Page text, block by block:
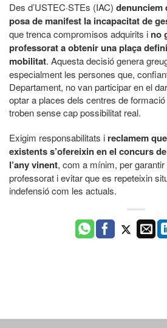
Des d’USTEC·STEs (IAC) denunciem
posa de manifest la incapacitat de
que trenca compromisos adquirits i no
professorat a obtenir una plaça
mobilitat. Aquesta decisió genera
especialment les persones que,
Departament, no van participar en el
optar a places dels centres de formació
troben sense cap possibilitat real.
Exigim responsabilitats i reclamem
existents s’ofereixin en el concurs
l’any vinent, com a mínim, per
professorat i evitar que es repeteixin
indefensió com les actuals.